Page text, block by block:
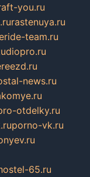
you.ru
rastenuya.ru
team.ru
news.ru
otdelky.ru
porno-vk.ru
65.ru